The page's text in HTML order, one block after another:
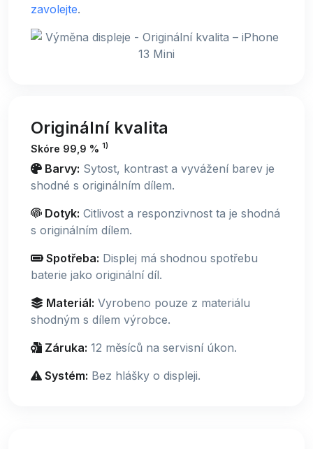
zavolejte.
Originální kvalita
Skóre 99,9 % 1)
Barvy: Sytost, kontrast a vyvážení barev je
shodné s originálním dílem.
Dotyk: Citlivost a responzivnost ta je shodná
s originálním dílem.
Spotřeba: Displej má shodnou spotřebu
baterie jako originální díl.
Materiál: Vyrobeno pouze z materiálu
shodným s dílem výrobce.
Záruka: 12 měsíců na servisní úkon.
Systém: Bez hlášky o displeji.